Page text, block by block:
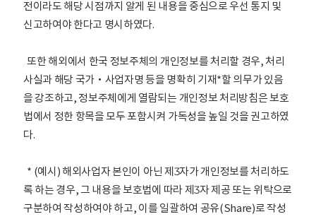
전이라도 해당 시점까지 알게 된 내용을 중심으로 우선 통지 및
신고하여야 한다고 명시하였다.
또한 해외에서 한국 정보주체의 개인정보를 처리할 경우, 처리
사실과 해당 국가‧사업자명 등을 명확히 기재*할 의무가 있음
을 강조하고, 정보주체에게 열람되는 개인정보 처리방침은 보호
법에서 정한 항목을 모두 포함시켜 가독성을 높일 것을 권고하였
다.
* (예시) 해외사업자 본인이 아닌 제3자가 개인정보를 처리하도
록 하는 경우, 그 내용을 보호법에 따라 제3자 제공 또는 위탁으로
구분하여 작성하여야 하고, 이를 일괄하여 공유(Share)로 작성